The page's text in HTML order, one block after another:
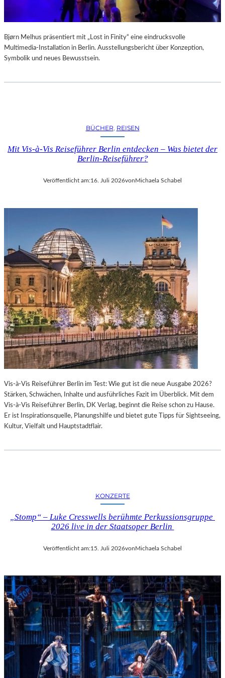
Bjørn Melhus präsentiert mit „Lost in Finity“ eine eindrucksvolle
Multimedia-Installation in Berlin. Ausstellungsbericht über Konzeption,
Symbolik und neues Bewusstsein.
BÜCHER, REISEN
Mit Vis-à-Vis Reiseführer Berlin entdecken – Was bietet der
Berlin-Reiseführer?
Veröffentlicht am:16. Juli 2026von Michaela Schabel
Vis-à-Vis Reiseführer Berlin im Test: Wie gut ist die neue Ausgabe 2026?
Stärken, Schwächen, Inhalte und ausführliches Fazit im Überblick. Mit dem
Vis-à-Vis Reiseführer Berlin, DK Verlag, beginnt die Reise schon zu Hause.
Er ist Inspirationsquelle, Planungshilfe und bietet gute Tipps für Sightseeing,
Kultur, Vielfalt und Hauptstadtflair.
KONZERTE
„Stomp“ – Luke Cresswells berühmte Perkussionsgruppe
2026 live in der Staatsoper Berlin
Veröffentlicht am:15. Juli 2026vonMichaela Schabel